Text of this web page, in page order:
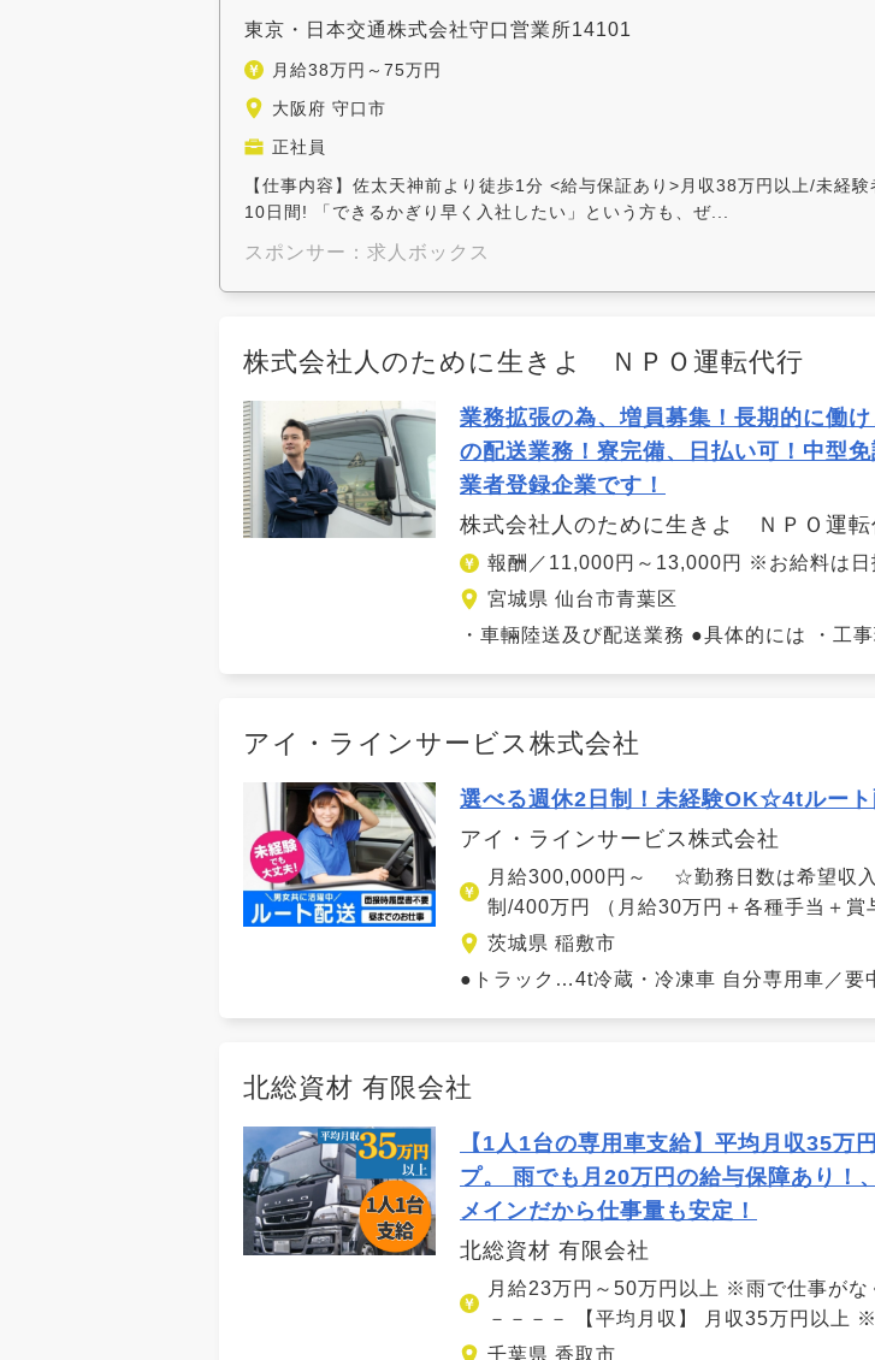
東京・日本交通株式会社守口営業所14101
月給38万円～75万円
大阪府 守口市
正社員
【仕事内容】佐太天神前より徒歩1分 <給与保証あり>月収38万円以上/未経
10日間! 「できるかぎり早く入社したい」という方も、ぜ...
スポンサー：求人ボックス
株式会社人のために生きよ ＮＰＯ運転代行
業務拡張の為、増員募集！長期的に働
の配送業務！寮完備、日払い可！中型
業者登録企業です！
株式会社人のために生きよ ＮＰＯ運転
報酬／11,000円～13,000円 ※お給料は日
宮城県 仙台市青葉区
・車輛陸送及び配送業務 ●具体的には ・工
アイ・ラインサービス株式会社
選べる週休2日制！未経験OK☆4tルー
アイ・ラインサービス株式会社
月給300,000円～ ☆勤務日数は希望収入
制/400万円 （月給30万円＋各種手当＋
茨城県 稲敷市
●トラック…4t冷蔵・冷凍車 自分専用車／
北総資材 有限会社
【1人1台の専用車支給】平均月収35万
プ。 雨でも月20万円の給与保障あり！
メインだから仕事量も安定！
北総資材 有限会社
月給23万円～50万円以上 ※雨で仕事がな
－－－－ 【平均月収】 月収35万円以上
千葉県 香取市